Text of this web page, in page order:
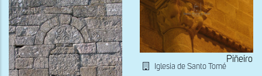
Iglesia de Santo Tomé
Piñeiro